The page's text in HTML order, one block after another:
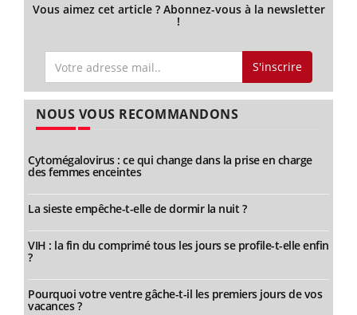
Vous aimez cet article ? Abonnez-vous à la newsletter
!
S'inscrire
NOUS VOUS RECOMMANDONS
Cytomégalovirus : ce qui change dans la prise en charge
des femmes enceintes
La sieste empêche-t-elle de dormir la nuit ?
VIH : la fin du comprimé tous les jours se profile-t-elle enfin
?
Pourquoi votre ventre gâche-t-il les premiers jours de vos
vacances ?